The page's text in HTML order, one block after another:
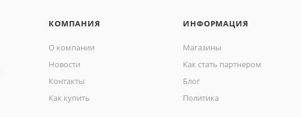
КОМПАНИЯ
О компании
Новости
Контакты
Как купить
ИНФОРМАЦИЯ
Магазины
Как стать партнером
Блог
Политика